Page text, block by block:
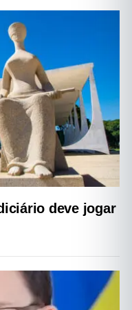
deve jogar